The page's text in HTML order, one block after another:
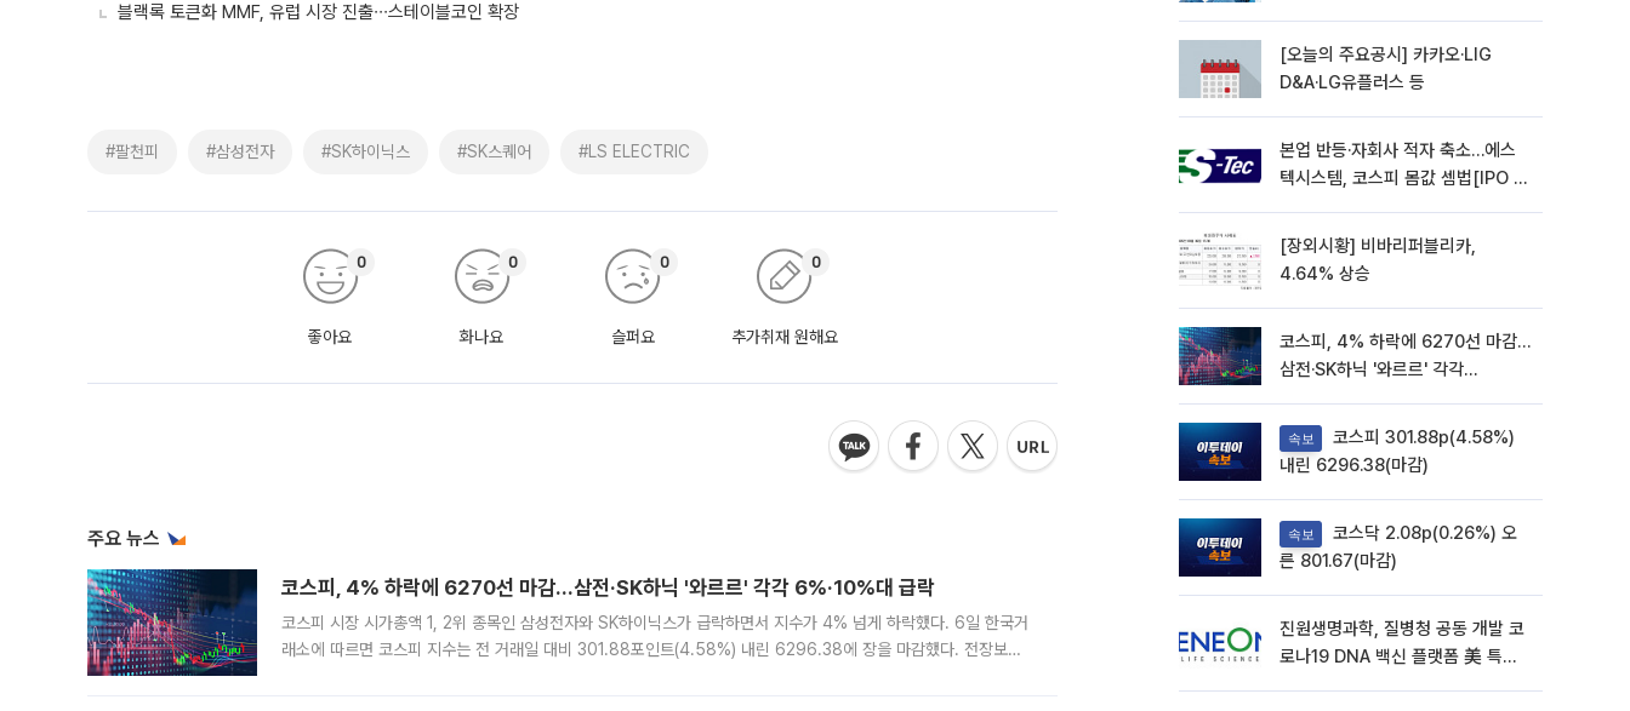
블랙록 토큰화 MMF, 유럽 시장 진출∙∙∙스테이블코인 확장
#팔천피 #삼성전자 #SK하이닉스 #SK스퀘어 #LS ELECTRIC
좋아요
0
화나요
0
슬퍼요
0
추가취재 원해요
0
주요 뉴스
코스피, 4% 하락에 6270선 마감…삼전·SK하닉 '와르르' 각각 6%·10%대 급락
코스피 시장 시가총액 1, 2위 종목인 삼성전자와 SK하이닉스가 급락하면서 지수가 4% 넘게 하락했다. 6일 한국거
래소에 따르면 코스피 지수는 전 거래일 대비 301.88포인트(4.58%) 내린 6296.38에 장을 마감했다. 전장보다
[오늘의 주요공시] 카카오·LIG
D&A·LG유플러스 등
본업 반등·자회사 적자 축소…에스
텍시스템, 코스피 몸값 셈법[IPO 엑
[장외시황] 비바리퍼블리카,
4.64% 상승
코스피, 4% 하락에 6270선 마감…
삼전·SK하닉 '와르르' 각각
속보
내린 6296.38(마감)
속보
른 801.67(마감)
진원생명과학, 질병청 공동 개발 코
로나19 DNA 백신 플랫폼 美 특허